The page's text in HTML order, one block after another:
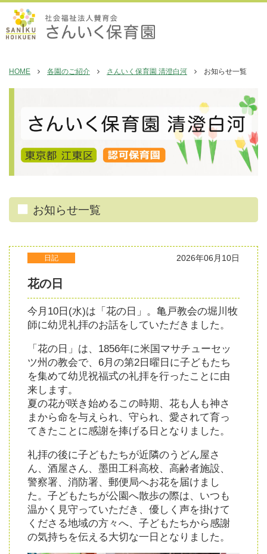
HOME 各園のご紹介 さんいく保育園 清澄白河 お知らせ一覧
お知らせ一覧
日記 2026年06月10日
花の日
今月10日(水)は「花の日」。亀戸教会の堀川牧
師に幼児礼拝のお話をしていただきました。
「花の日」は、1856年に米国マサチューセッ
ツ州の教会で、6月の第2日曜日に子どもたち
を集めて幼児祝福式の礼拝を行ったことに由
来します。
夏の花が咲き始めるこの時期、花も人も神さ
まから命を与えられ、守られ、愛されて育っ
てきたことに感謝を捧げる日となりました。
礼拝の後に子どもたちが近隣のうどん屋さ
ん、酒屋さん、墨田工科高校、高齢者施設、
警察署、消防署、郵便局へお花を届けまし
た。子どもたちが公園へ散歩の際は、いつも
温かく見守っていただき、優しく声を掛けて
くださる地域の方々へ、子どもたちから感謝
の気持ちを伝える大切な一日となりました。